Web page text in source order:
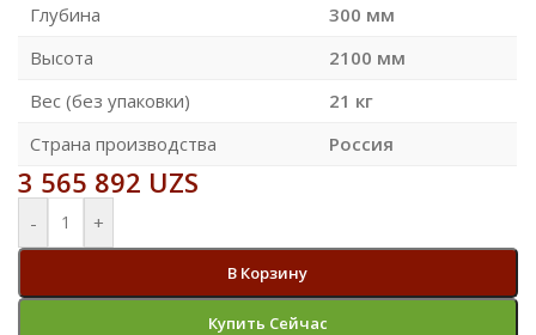
Глубина
300 мм
Высота
2100 мм
Вес (без упаковки)
21 кг
Страна производства
Россия
3 565 892 UZS
- +
В Корзину
Купить Сейчас